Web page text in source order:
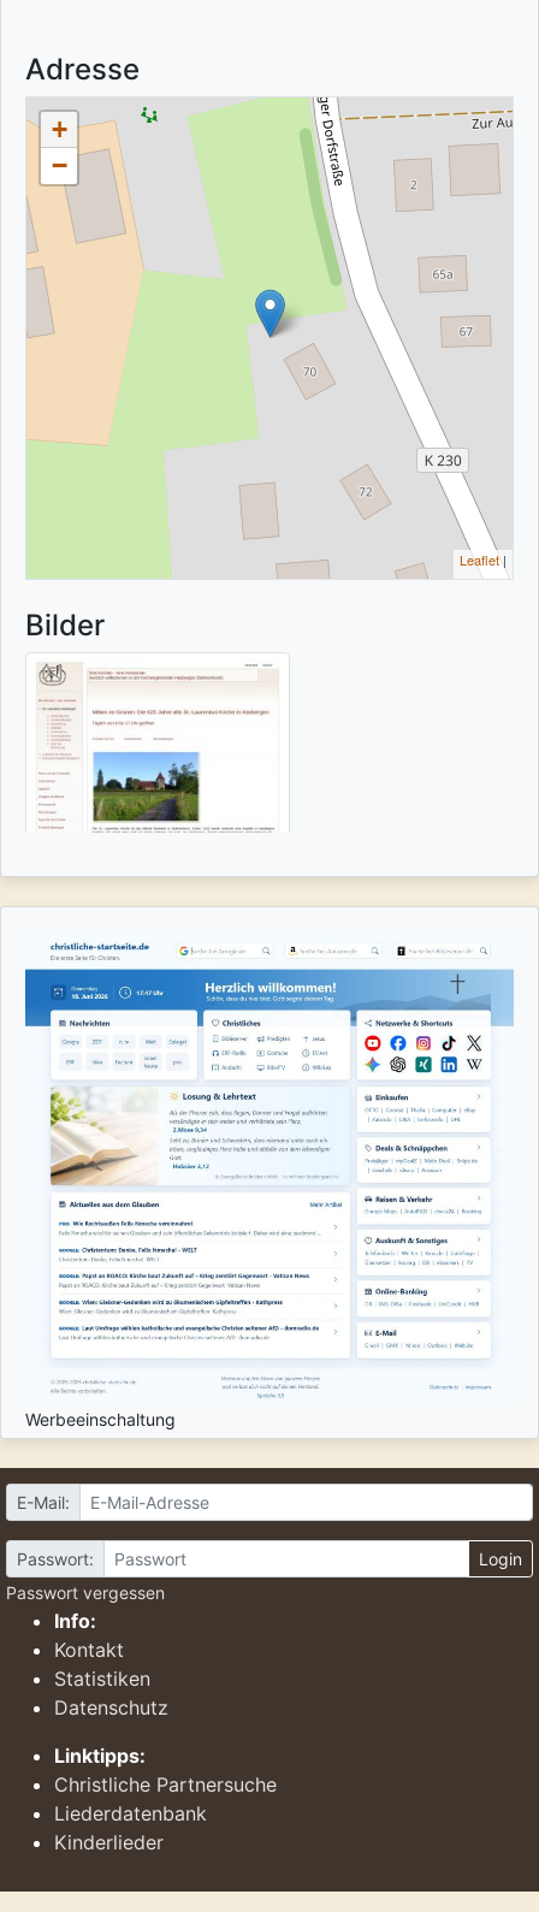
Adresse
+
−
Leaflet|
Bilder
Werbeeinschaltung
E-Mail:
Passwort:
Login
Passwort vergessen
Info:
Kontakt
Statistiken
Datenschutz
Linktipps:
Christliche Partnersuche
Liederdatenbank
Kinderlieder